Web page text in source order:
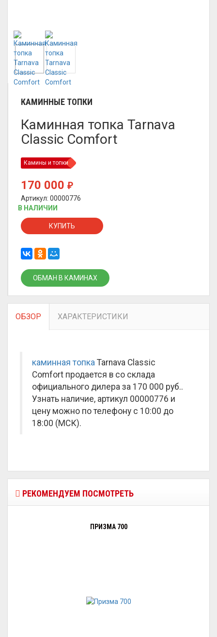
КАМИННЫЕ ТОПКИ
Каминная топка Tarnava
Classic Comfort
Камины и топки
170 000 ₽
Артикул: 00000776
В НАЛИЧИИ
КУПИТЬ
ОБМАН В КАМИНАХ
ОБЗОР ХАРАКТЕРИСТИКИ
каминная топка Tarnava Classic
Comfort продается в со склада
официального дилера за 170 000 руб..
Узнать наличие, артикул 00000776 и
цену можно по телефону с 10:00 до
18:00 (МСК).
РЕКОМЕНДУЕМ ПОСМОТРЕТЬ
ПРИЗМА 700